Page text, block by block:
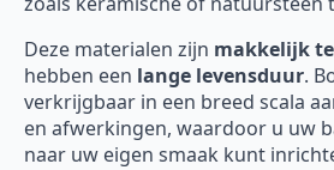
Deze materialen zijn makkelijk
hebben een lange levensduur.
verkrijgbaar in een breed scala
en afwerkingen, waardoor u uw
naar uw eigen smaak kunt